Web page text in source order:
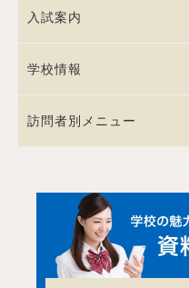
入試案内
学校情報
訪問者別メニュー